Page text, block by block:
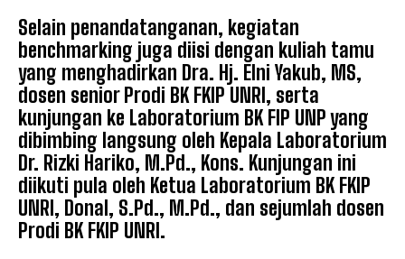
Selain penandatanganan, kegiatan
benchmarking juga diisi dengan kuliah tamu
yang menghadirkan Dra. Hj. Elni Yakub, MS,
dosen senior Prodi BK FKIP UNRI, serta
kunjungan ke Laboratorium BK FIP UNP yang
dibimbing langsung oleh Kepala Laboratorium
Dr. Rizki Hariko, M.Pd., Kons. Kunjungan ini
diikuti pula oleh Ketua Laboratorium BK FKIP
UNRI, Donal, S.Pd., M.Pd., dan sejumlah dosen
Prodi BK FKIP UNRI.